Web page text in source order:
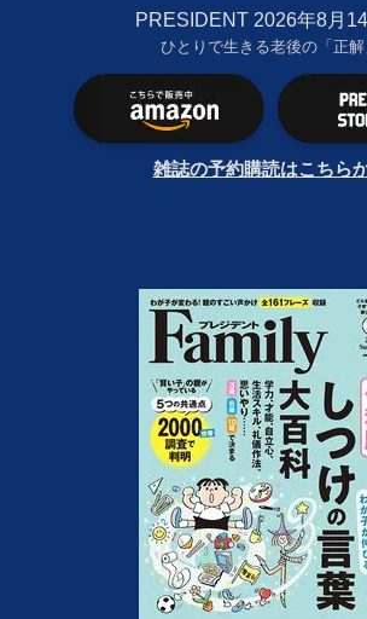
PRESIDENT 2026年8月
ひとりで生きる老後の「正解
雑誌の予約購読はこちら